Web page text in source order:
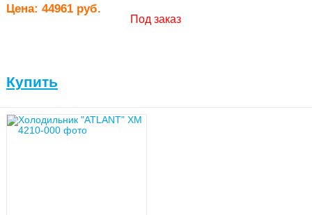
Цена: 44961 руб.
Под заказ
Купить